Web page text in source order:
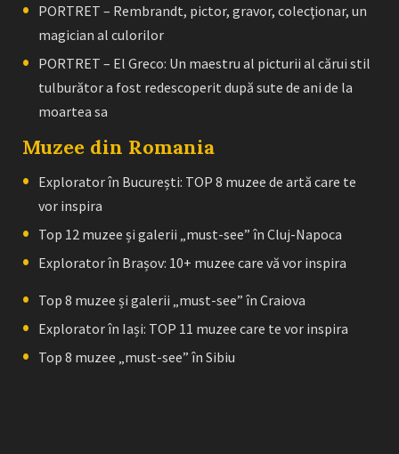
PORTRET – Rembrandt, pictor, gravor, colecţionar, un
magician al culorilor
PORTRET – El Greco: Un maestru al picturii al cărui stil
tulburător a fost redescoperit după sute de ani de la
moartea sa
Muzee din Romania
Explorator în București: TOP 8 muzee de artă care te
vor inspira
Top 12 muzee și galerii „must-see” în Cluj-Napoca
Explorator în Brașov: 10+ muzee care vă vor inspira
Top 8 muzee și galerii „must-see” în Craiova
Explorator în Iași: TOP 11 muzee care te vor inspira
Top 8 muzee „must-see” în Sibiu